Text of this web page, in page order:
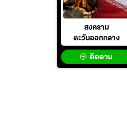
สงคราม
ตะวันออกกลาง
ติดตาม